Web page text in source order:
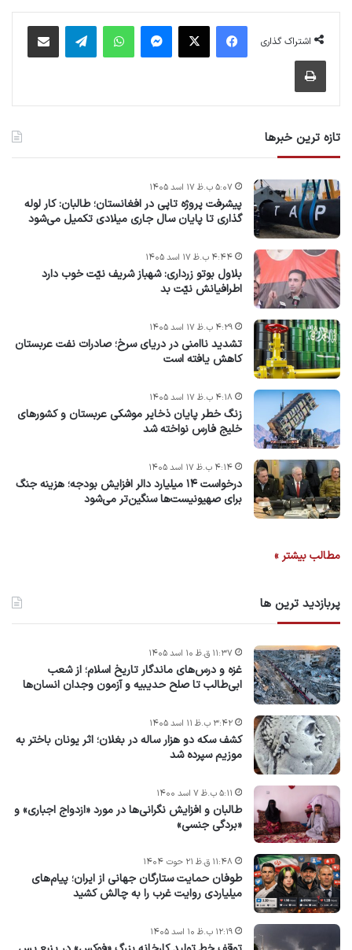
اشتراک گذاری
فیس بوک X پیام رسان واتس آپ تلگرام اشتراک گذاری از طریق ایمیل
چاپ
تازه ترین خبرها
پیشرفت پروژه‌ تاپی در افغانستان؛ طالبان: کار لوله
گذاری تا پایان سال جاری میلادی تکمیل می‌شود
۵:۰۷ ب.ظ ۱۷ اسد ۱۴۰۵
بلاول بوتو زرداری: شهباز شریف نیّت خوب دارد
اطرافیانش نیّت بد
۴:۴۴ ب.ظ ۱۷ اسد ۱۴۰۵
تشدید ناامنی در دریای سرخ؛ صادرات نفت عربستان
کاهش یافته است
۴:۲۹ ب.ظ ۱۷ اسد ۱۴۰۵
زنگ خطر پایان ذخایر موشکی عربستان و کشورهای
خلیج فارس نواخته شد
۴:۱۸ ب.ظ ۱۷ اسد ۱۴۰۵
درخواست ۱۴ میلیارد دالر افزایش بودجه؛ هزینه جنگ
برای صهیونیست‌ها سنگین‌تر می‌شود
۴:۱۴ ب.ظ ۱۷ اسد ۱۴۰۵
مطالب بیشتر »
پربازدید ترین ها
غزه و درس‌های ماندگار تاریخ اسلام؛ از شعب
ابی‌طالب تا صلح حدیبیه و آزمون وجدان انسان‌ها
۱۱:۳۷ ق.ظ ۱۰ اسد ۱۴۰۵
کشف سکه دو هزار ساله در بغلان؛ اثر یونان باختر به
موزیم سپرده شد
۳:۴۲ ب.ظ ۱۱ اسد ۱۴۰۵
طالبان و افزایش نگرانی‌ها در مورد «ازدواج اجباری» و
«بردگی جنسی»
۵:۱۱ ب.ظ ۷ اسد ۱۴۰۰
طوفان حمایت ستارگان جهانی از ایران؛ پیام‌های
میلیاردی روایت غرب را به چالش کشید
۱۱:۴۸ ق.ظ ۲۱ حوت ۱۴۰۴
۱۲:۱۹ ب.ظ ۱۰ اسد ۱۴۰۵